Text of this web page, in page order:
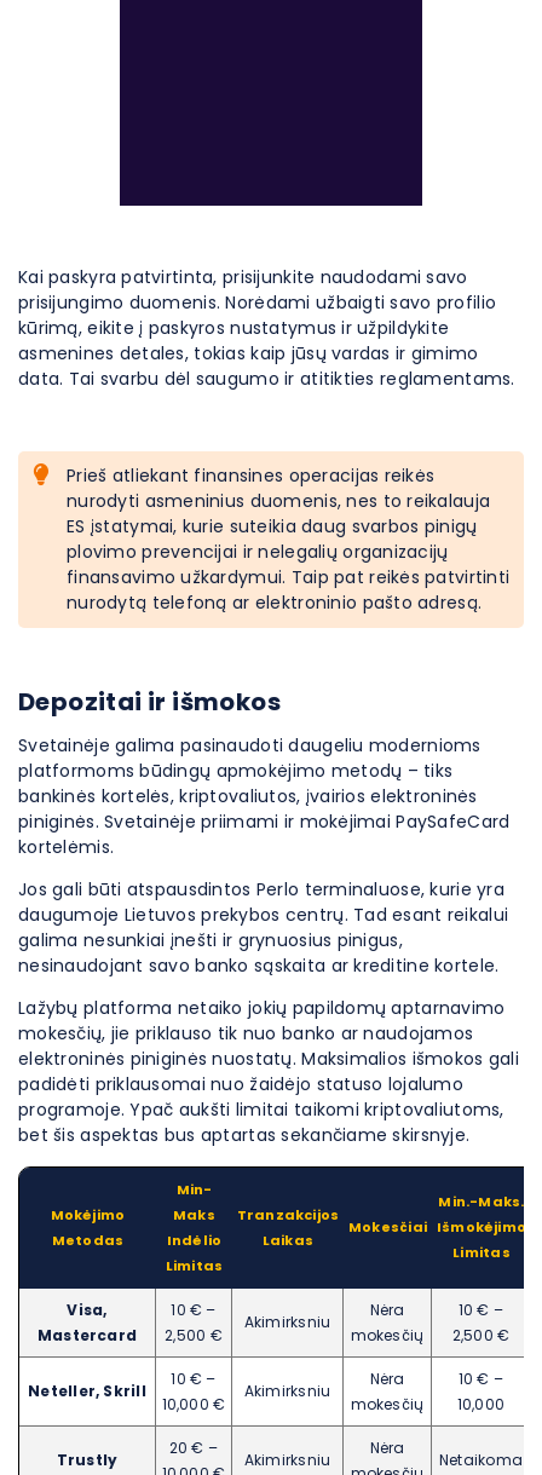
Kai paskyra patvirtinta, prisijunkite naudodami savo
prisijungimo duomenis. Norėdami užbaigti savo profilio
kūrimą, eikite į paskyros nustatymus ir užpildykite
asmenines detales, tokias kaip jūsų vardas ir gimimo
data. Tai svarbu dėl saugumo ir atitikties reglamentams.
Prieš atliekant finansines operacijas reikės
nurodyti asmeninius duomenis, nes to reikalauja
ES įstatymai, kurie suteikia daug svarbos pinigų
plovimo prevencijai ir nelegalių organizacijų
finansavimo užkardymui. Taip pat reikės patvirtinti
nurodytą telefoną ar elektroninio pašto adresą.
Depozitai ir išmokos
Svetainėje galima pasinaudoti daugeliu modernioms
platformoms būdingų apmokėjimo metodų – tiks
bankinės kortelės, kriptovaliutos, įvairios elektroninės
piniginės. Svetainėje priimami ir mokėjimai PaySafeCard
kortelėmis.
Jos gali būti atspausdintos Perlo terminaluose, kurie yra
daugumoje Lietuvos prekybos centrų. Tad esant reikalui
galima nesunkiai įnešti ir grynuosius pinigus,
nesinaudojant savo banko sąskaita ar kreditine kortele.
Lažybų platforma netaiko jokių papildomų aptarnavimo
mokesčių, jie priklauso tik nuo banko ar naudojamos
elektroninės piniginės nuostatų. Maksimalios išmokos gali
padidėti priklausomai nuo žaidėjo statuso lojalumo
programoje. Ypač aukšti limitai taikomi kriptovaliutoms,
bet šis aspektas bus aptartas sekančiame skirsnyje.
Mokėjimo
Metodas
Min-
Maks
Indėlio
Limitas
Tranzakcijos
Laikas
Mokesčiai
Min.-Maks.
Išmokėjimo
Limitas
Visa,
Mastercard
10 € –
2,500 €
Akimirksniu
Nėra
mokesčių
10 € –
2,500 €
Neteller, Skrill
10 € –
10,000 €
Akimirksniu
Nėra
mokesčių
10 € –
10,000
Trustly
20 € –
Akimirksniu
Nėra
Netaikoma